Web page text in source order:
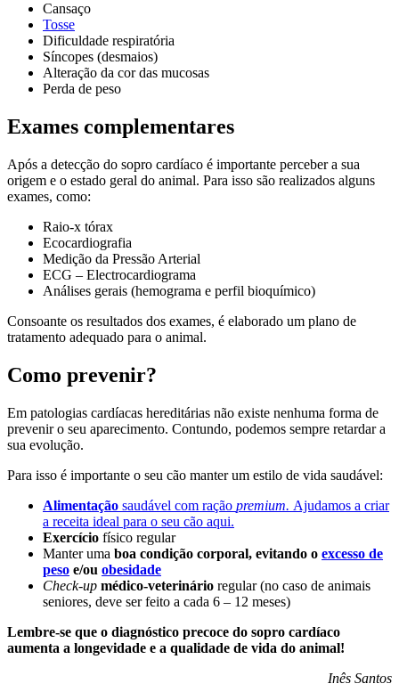
Cansaço
Tosse
Dificuldade respiratória
Síncopes (desmaios)
Alteração da cor das mucosas
Perda de peso
Exames complementares
Após a detecção do sopro cardíaco é importante perceber a sua
origem e o estado geral do animal. Para isso são realizados alguns
exames, como:
Raio-x tórax
Ecocardiografia
Medição da Pressão Arterial
ECG – Electrocardiograma
Análises gerais (hemograma e perfil bioquímico)
Consoante os resultados dos exames, é elaborado um plano de
tratamento adequado para o animal.
Como prevenir?
Em patologias cardíacas hereditárias não existe nenhuma forma de
prevenir o seu aparecimento. Contundo, podemos sempre retardar a
sua evolução.
Para isso é importante o seu cão manter um estilo de vida saudável:
Alimentação saudável com ração premium. Ajudamos a criar
a receita ideal para o seu cão aqui.
Exercício físico regular
Manter uma boa condição corporal, evitando o excesso de
peso e/ou obesidade
Check-up médico-veterinário regular (no caso de animais
seniores, deve ser feito a cada 6 – 12 meses)
Lembre-se que o diagnóstico precoce do sopro cardíaco
aumenta a longevidade e a qualidade de vida do animal!
Inês Santos